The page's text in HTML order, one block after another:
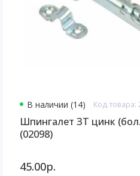
В наличии (14) Код товара:
Шпингалет ЗТ цинк
(02098)
45.00р.